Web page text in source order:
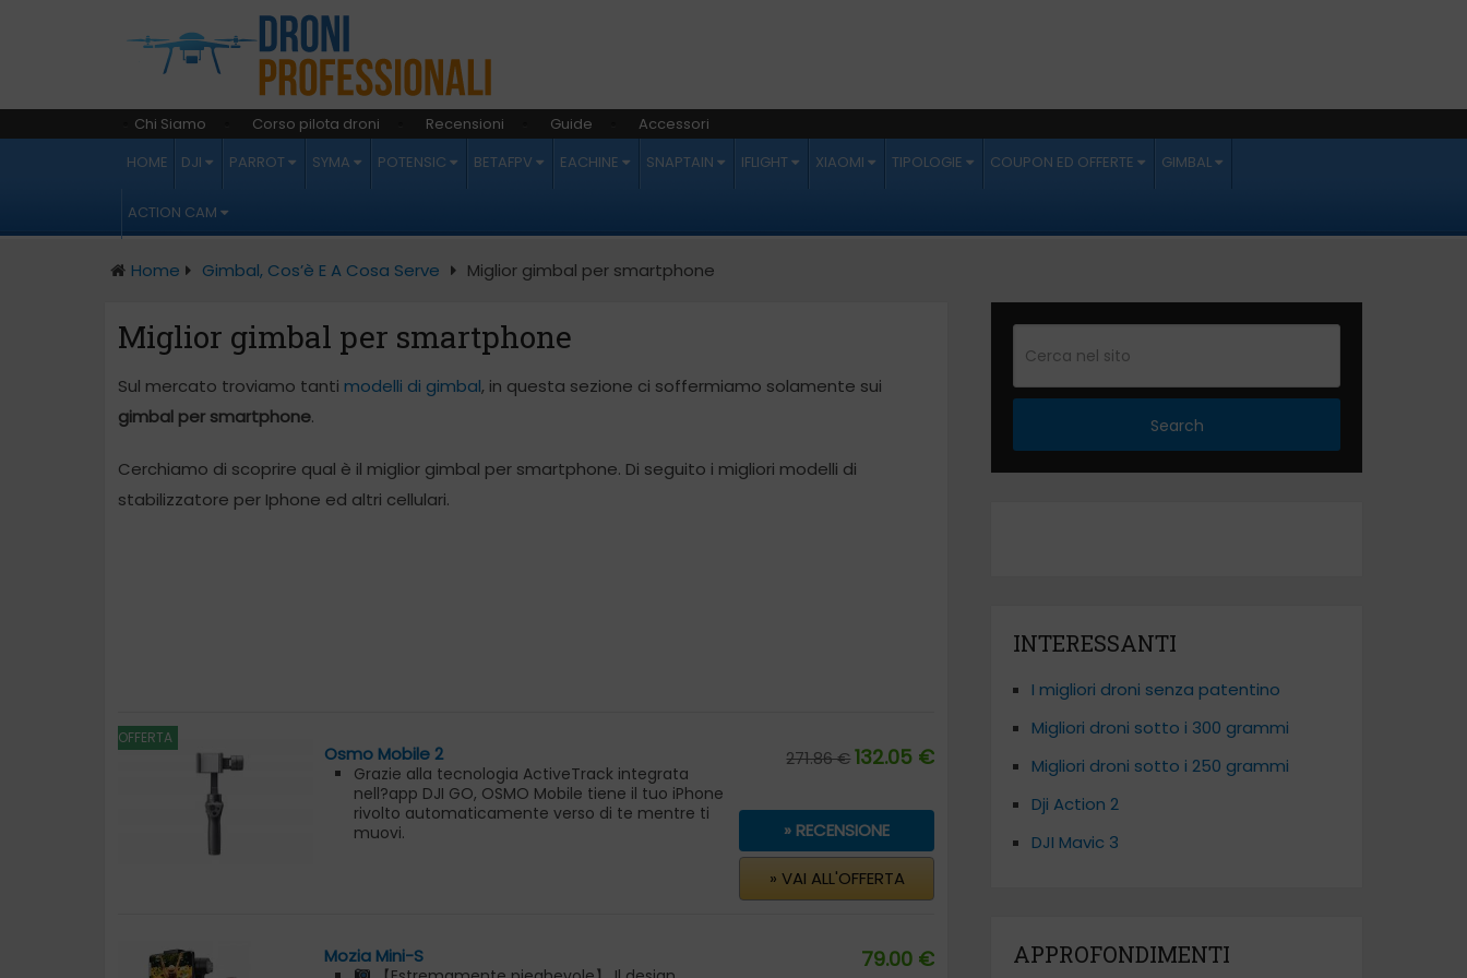
Chi Siamo Corso pilota droni Recensioni Guide
Accessori
HOME
DJI PARROT SYMA POTENSIC BETAFPV EACHINE SNAPTAIN IFLIGHT XIAOMI TIPOLOGIE COUPON ED OFFERTE GIMBAL
ACTION CAM
Home Gimbal, Cos’è E A Cosa Serve Miglior gimbal per smartphone
Miglior gimbal per smartphone
Sul mercato troviamo tanti modelli di gimbal, in questa sezione ci soffermiamo solamente sui
gimbal per smartphone.
Cerchiamo di scoprire qual è il miglior gimbal per smartphone. Di seguito i migliori modelli di
stabilizzatore per Iphone ed altri cellulari.
OFFERTA
Osmo Mobile 2
Grazie alla tecnologia ActiveTrack integrata
nell?app DJI GO, OSMO Mobile tiene il tuo iPhone
rivolto automaticamente verso di te mentre ti
muovi.
Riprendi fiori che sbocciano e nuvole sospinte
dal vento.
271.86 € 132.05 €
» RECENSIONE
» VAI ALL'OFFERTA
Mozia Mini-S 79.00 €
Search
INTERESSANTI
I migliori droni senza patentino
Migliori droni sotto i 300 grammi
Migliori droni sotto i 250 grammi
Dji Action 2
DJI Mavic 3
APPROFONDIMENTI